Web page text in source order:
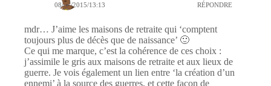
08/01/2015/13:13 RÉPONDRE
mdr… J’aime les maisons de retraite qui ‘comptent
toujours plus de décès que de naissance’ 🙂
Ce qui me marque, c’est la cohérence de ces choix :
j’assimile le gris aux maisons de retraite et aux lieux de
guerre. Je vois également un lien entre ‘la création d’un
ennemi’ à la source des guerres, et cette façon de